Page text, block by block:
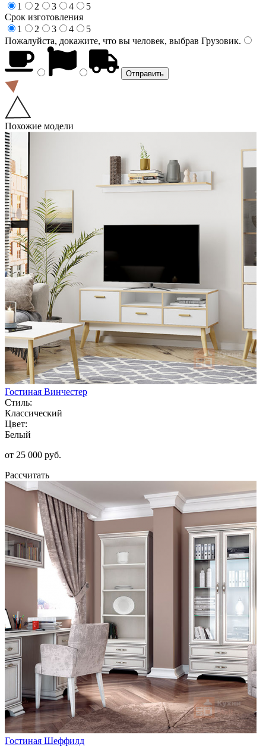
1
2 3 4
5
Срок изготовления
1
2 3 4
5
Пожалуйста, докажите, что вы человек, выбрав Грузовик.
Похожие модели
Гостиная Винчестер
Стиль:
Классический
Цвет:
Белый
от 25 000 руб.
Рассчитать
Гостиная Шеффилд